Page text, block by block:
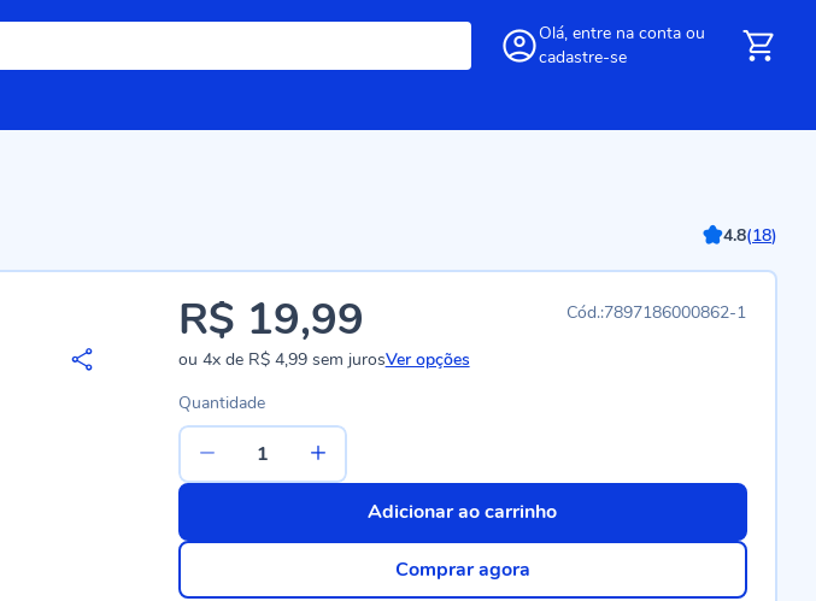
Olá, entre na conta ou
cadastre-se
4.8(18)
7897186000862-1
R$ 19,99
ou 4xde R$ 4,99sem jurosVer opções
Quantidade
Adicionar ao carrinho
Comprar agora